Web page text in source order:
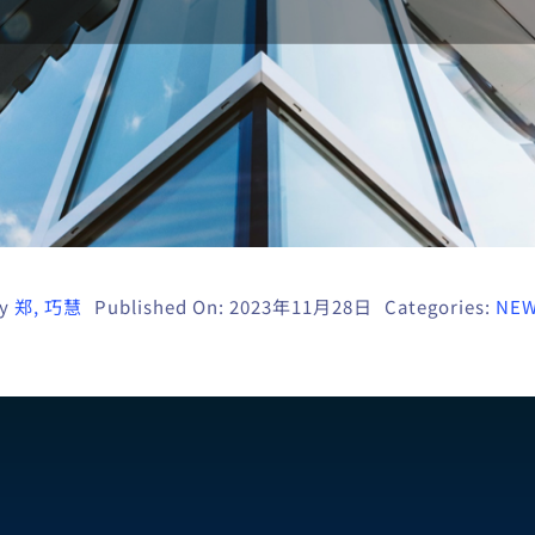
郑, 巧慧 Published On: 2023年11月28日 Categories: